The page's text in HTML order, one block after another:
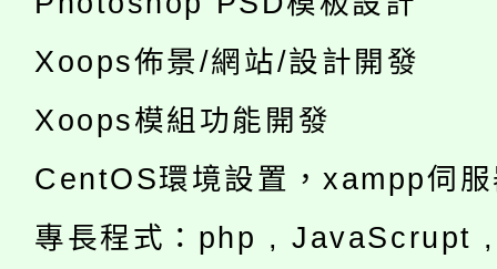
Xoops佈景/網站/設計開發
Xoops模組功能開發
CentOS環境設置，xampp伺
專長程式：php , JavaScrupt